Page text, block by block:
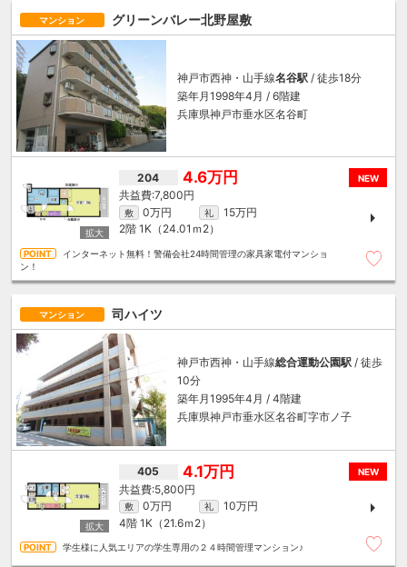
マンション グリーンバレー北野屋敷
神戸市西神・山手線名谷駅 / 徒歩18分
築年月1998年4月 / 6階建
兵庫県神戸市垂水区名谷町
NEW
204 4.6万円
7,800円
敷 0万円 礼
15万円
2階 1K（24.01ｍ 2）
インターネット無料！警備会社24時間管理の家具家電付マンショ
ン！
マンション 司ハイツ
神戸市西神・山手線総合運動公園駅 / 徒歩
10分
築年月1995年4月 / 4階建
兵庫県神戸市垂水区名谷町字市ノ子
NEW
405 4.1万円
5,800円
敷 0万円 礼
10万円
4階 1K（21.6ｍ 2）
学生様に人気エリアの学生専用の２４時間管理マンション♪